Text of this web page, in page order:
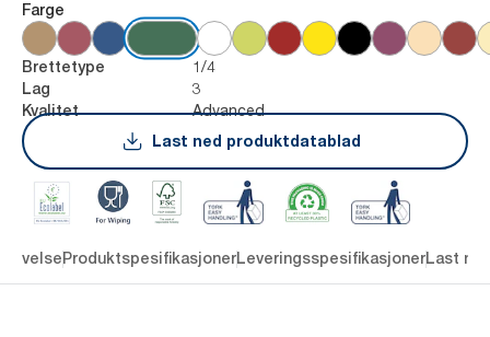
Farge
Brettetype 1/4
Lag 3
Kvalitet
Advanced
Last ned produktdatablad
ProduktspesifikasjonerLeveringsspesifikasjonerLast